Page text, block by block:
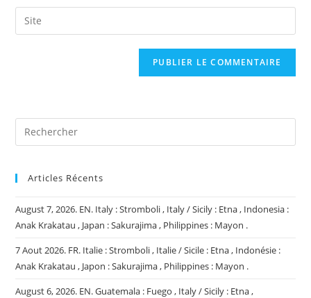
comment
email
address
Saisir
l’URL
Articles Récents
August 7, 2026. EN. Italy : Stromboli , Italy / Sicily : Etna , Indonesia :
Anak Krakatau , Japan : Sakurajima , Philippines : Mayon .
7 Aout 2026. FR. Italie : Stromboli , Italie / Sicile : Etna , Indonésie :
Anak Krakatau , Japon : Sakurajima , Philippines : Mayon .
August 6, 2026. EN. Guatemala : Fuego , Italy / Sicily : Etna ,